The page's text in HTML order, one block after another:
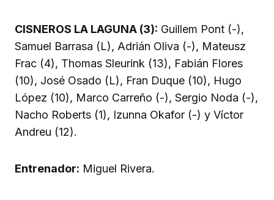
CISNEROS LA LAGUNA (3): Guillem Pont (-),
Samuel Barrasa (L), Adrián Oliva (-), Mateusz
Frac (4), Thomas Sleurink (13), Fabián Flores
(10), José Osado (L), Fran Duque (10), Hugo
López (10), Marco Carreño (-), Sergio Noda (-),
Nacho Roberts (1), Izunna Okafor (-) y Víctor
Andreu (12).
Entrenador: Miguel Rivera.